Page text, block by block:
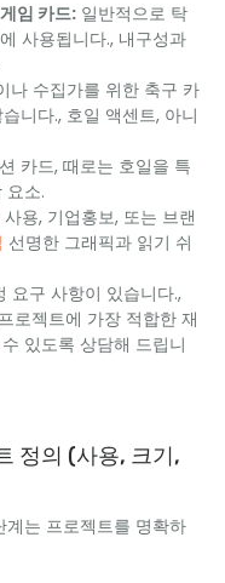
임 카드: 일반적으로 탁
사용됩니다., 내구성과
나 수집가를 위한 축구 카
니다., 호일 액센트, 아니
카드, 때로는 호일을 특
요소.
용, 기업홍보, 또는 브랜
선명한 그래픽과 읽기 쉬
요구 사항이 있습니다.,
로젝트에 가장 적합한 재
있도록 상담해 드립니
정의 (사용, 크기,
는 프로젝트를 명확하